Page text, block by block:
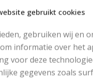
gebruikt cookies
gebruiken wij en
informatie over het
voor deze
gegevens zoals
Om deze trui te
rondbreinaalden.
met deze naalden